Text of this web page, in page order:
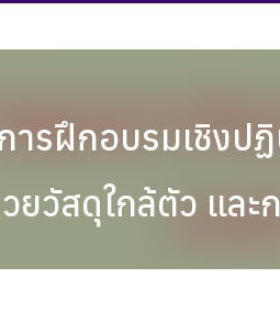
ารฝึกอบรมเชิงป
ยวัสดุใกล้ตัว และ